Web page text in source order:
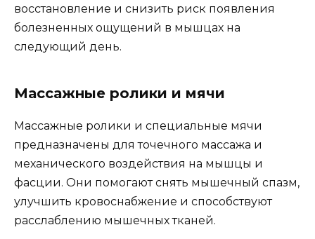
восстановление и снизить риск появления
болезненных ощущений в мышцах на
следующий день.
Массажные ролики и мячи
Массажные ролики и специальные мячи
предназначены для точечного массажа и
механического воздействия на мышцы и
фасции. Они помогают снять мышечный спазм,
улучшить кровоснабжение и способствуют
расслаблению мышечных тканей.